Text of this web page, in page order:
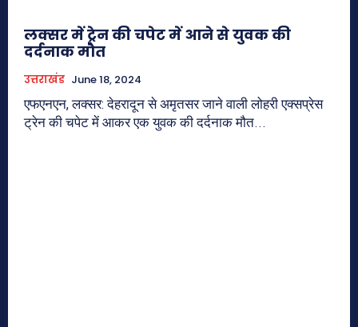
लक्सर में ट्रेन की चपेट में आने से युवक की
दर्दनाक मौत
उत्तराखंड June 18, 2024
एफएनएन, लक्सर: देहरादून से अमृतसर जाने वाली लोहरी एक्सप्रेस
ट्रेन की चपेट में आकर एक युवक की दर्दनाक मौत...